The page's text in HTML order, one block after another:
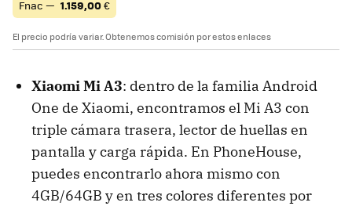
Fnac — 1.159,00€
El precio podría variar. Obtenemos comisión por estos enlaces
Xiaomi Mi A3: dentro de la familia Android
One de Xiaomi, encontramos el Mi A3 con
triple cámara trasera, lector de huellas en
pantalla y carga rápida. En PhoneHouse,
puedes encontrarlo ahora mismo con
4GB/64GB y en tres colores diferentes por